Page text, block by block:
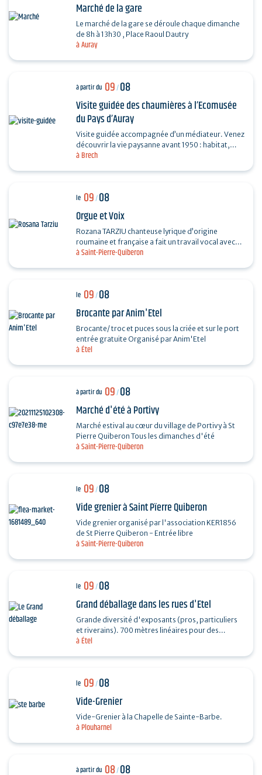
à Auray
Marché de la gare
Le marché de la gare se déroule chaque dimanche
de 8h à 13h30 , Place Raoul Dautry
à Brech
à partir du 09/08
Visite guidée des chaumières à l’Ecomusée
du Pays d’Auray
Visite guidée accompagnée d’un médiateur. Venez
découvrir la vie paysanne avant 1950 : habitat,
agriculture, paysage, savoir-faire… et enrichir…
à Saint-Pierre-Quiberon
le 09/08
Orgue et Voix
Rozana TARZIU chanteuse lyrique d’origine
roumaine et française a fait un travail vocal avec
divers chanteurs lyriques : Octavian Naghiu,
à Étel
le 09/08
Brocante par Anim'Etel
Brocante/ troc et puces sous la criée et sur le port
entrée gratuite Organisé par Anim'Etel
à Saint-Pierre-Quiberon
à partir du 09/08
Marché d'été à Portivy
Marché estival au cœur du village de Portivy à St
Pierre Quiberon Tous les dimanches d'été
à Saint-Pierre-Quiberon
le 09/08
Vide grenier à Saint Pïerre Quiberon
Vide grenier organisé par l'association KER1856
de St Pierre Quiberon - Entrée libre
à Étel
le 09/08
Grand déballage dans les rues d'Etel
Grande diversité d'exposants (pros, particuliers
et riverains). 700 mètres linéaires pour des
exposants particuliers, professionnels et…
à Plouharnel
le 09/08
Vide-Grenier
Vide-Grenier à la Chapelle de Sainte-Barbe.
à partir du 08/08